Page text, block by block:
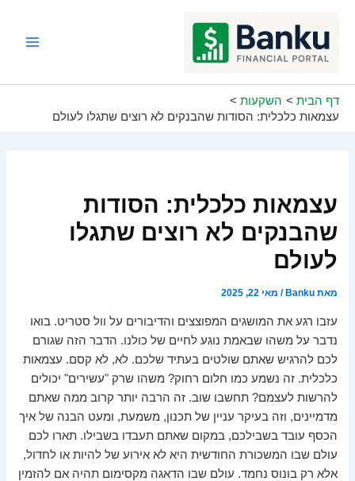
דף הבית
השקעות
עצמאות כלכלית: הסודות שהבנקים לא רוצים שתגלו לעולם
עצמאות כלכלית: הסודות
שהבנקים לא רוצים שתגלו
לעולם
מאתBanku
/ מאי 22, 2025
עזבו רגע את המושגים המפוצצים והדיבורים על וול סטריט. בואו
נדבר על משהו שבאמת נוגע לחיים של כולנו. הדבר הזה שגורם
לכם להרגיש שאתם שולטים בעתיד שלכם. לא, לא קסם. עצמאות
כלכלית. זה נשמע כמו חלום רחוק? משהו שרק "עשירים" יכולים
להרשות לעצמם? תחשבו שוב. זה הרבה יותר קרוב ממה שאתם
מדמיינים, וזה בעיקר עניין של תכנון, משמעת, ומעט הבנה של איך
הכסף עובד בשבילכם, במקום שאתם תעבדו בשבילו. תארו לכם
עולם שבו המשכורת החודשית היא לא אירוע של להיות או לחדול,
אלא רק בונוס נחמד. עולם שבו הדאגה מקסימום תהיה אם להזמין